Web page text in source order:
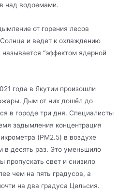
над водоемами.
от горения лесов
и ведет к охлаждению
“эффектом ядерной
года в Якутии произошли
Дым от них дошёл до
в городе три дня. Специалисты
задымления концентрация
(PM2.5) в воздухе
в десять раз. Это уменьшило
пропускать свет и снизило
чем на пять градусов, а
на два градуса Цельсия.